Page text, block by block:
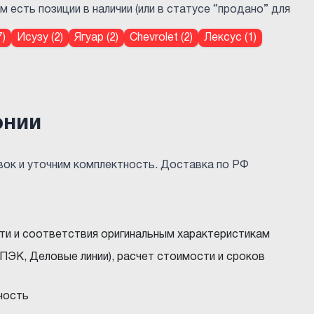
позиции в наличии (или в статусе “продано” для
Исузу (2) Ягуар (2) Chevrolet (2)
Лексус (1)
и уточним комплектность. Доставка по РФ
и соответствия оригинальным характеристикам
Деловые линии), расчет стоимости и сроков